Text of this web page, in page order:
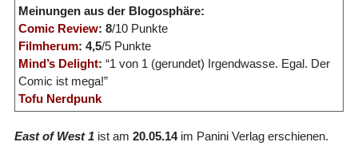
Meinungen aus der Blogosphäre:
Comic Review: 8/10 Punkte
Filmherum: 4,5/5 Punkte
Mind’s Delight: “1 von 1 (gerundet) Irgendwasse. Egal. Der
Comic ist mega!”
Tofu Nerdpunk
East of West 1ist am 20.05.14im Panini Verlag erschienen.